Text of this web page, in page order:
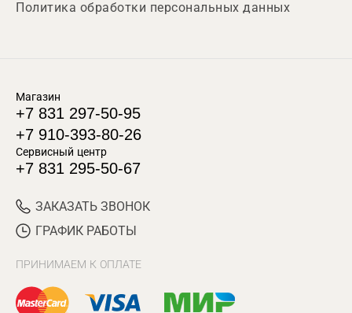
Политика обработки персональных данных
Магазин
+7 831 297-50-95
+7 910-393-80-26
Сервисный центр
+7 831 295-50-67
ЗАКАЗАТЬ ЗВОНОК
ГРАФИК РАБОТЫ
ПРИНИМАЕМ К ОПЛАТЕ